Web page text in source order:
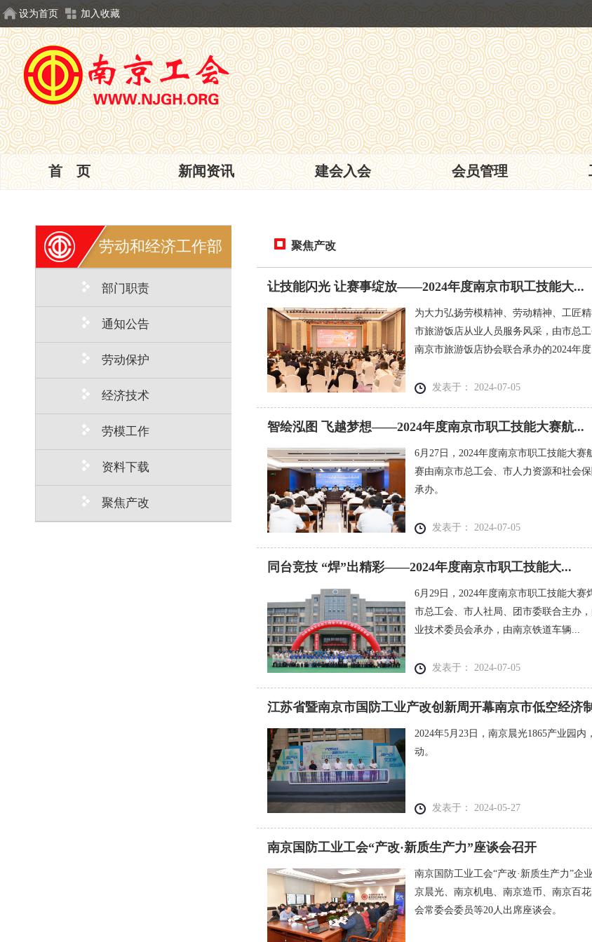
设为首页 加入收藏
首 页 新闻资讯 建会入会 会员管理
劳动和经济工作部
部门职责
通知公告
劳动保护
经济技术
劳模工作
资料下载
聚焦产改
聚焦产改
让技能闪光 让赛事绽放——2024年度南京市职工技能大...
为大力弘扬劳模精神、劳动精神、工匠
市旅游饭店从业人员服务风采，由市总
南京市旅游饭店协会联合承办的2024年
发表于： 2024-07-05
智绘泓图 飞越梦想——2024年度南京市职工技能大赛航...
6月27日，2024年度南京市职工技能大
赛由南京市总工会、市人力资源和社会
承办。
发表于： 2024-07-05
同台竞技 “焊”出精彩——2024年度南京市职工技能大...
6月29日，2024年度南京市职工技能大
市总工会、市人社局、团市委联合主办
业技术委员会承办，由南京铁道车辆...
发表于： 2024-07-05
江苏省暨南京市国防工业产改创新周开幕南京市低空经济
2024年5月23日，南京晨光1865产业园
动。
发表于： 2024-05-27
南京国防工业工会“产改·新质生产力”座谈会召开
南京国防工业工会“产改·新质生产力”
京晨光、南京机电、南京造币、南京百
会常委会委员等20人出席座谈会。